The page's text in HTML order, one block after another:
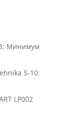
Минимум
S-10:
LP002